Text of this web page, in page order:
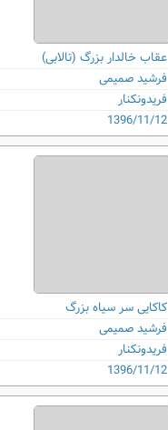
عقاب خالدار بزرگ (تالابی)
فرشید صمیمی
فریدونکنار
1396/11/12
کاکایی سر سیاه بزرگ
فرشید صمیمی
فریدونکنار
1396/11/12